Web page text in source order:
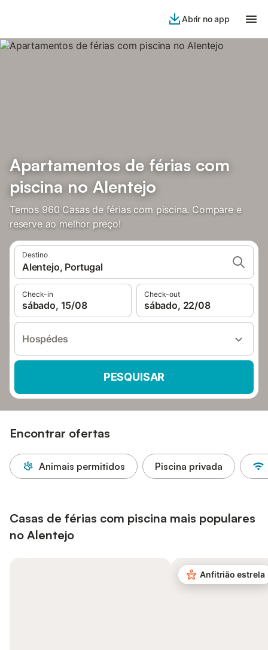
Abrir no app
Apartamentos de férias com
piscina no Alentejo
Temos 960 Casas de férias com piscina. Compare e
reserve ao melhor preço!
Destino
Alentejo, Portugal
Check-in
sábado, 15/08
Check-out
sábado, 22/08
Hospédes
PESQUISAR
Encontrar ofertas
Animais permitidos Piscina privada
Casas de férias com piscina mais populares
no Alentejo
Anfitrião estrela